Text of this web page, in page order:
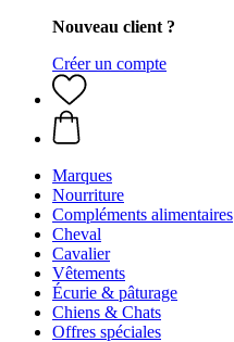
Nouveau client ?
Créer un compte
Marques
Nourriture
Compléments alimentaires
Cheval
Cavalier
Vêtements
Écurie & pâturage
Chiens & Chats
Offres spéciales